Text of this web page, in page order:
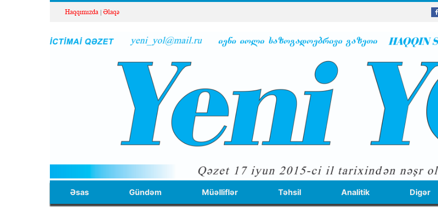
Haqqımızda Əlaqə
Əsas Gündəm Müəlliflər Təhsil Analitik Digər